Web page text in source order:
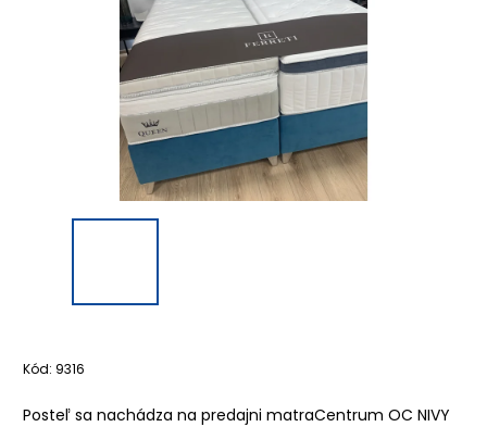
Kód: 9316
Posteľ sa nachádza na predajni matraCentrum OC NIVY